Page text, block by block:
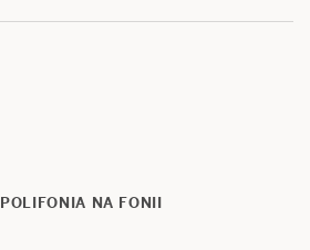
POLIFONIA NA FONII